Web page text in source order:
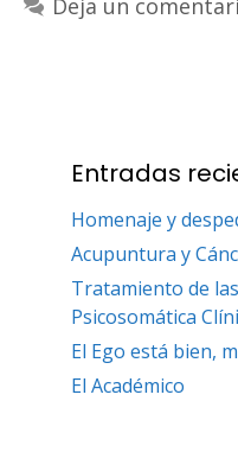
Deja un
Entradas
Homenaje y
Acupuntura y
Tratamiento de
Psicosomática
El Ego está bien,
El Académico